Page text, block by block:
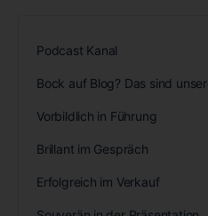
Podcast Kanal
Bock auf Blog? Das sind
Vorbildlich in Führung
Brillant im Gespräch
Erfolgreich im Verkauf